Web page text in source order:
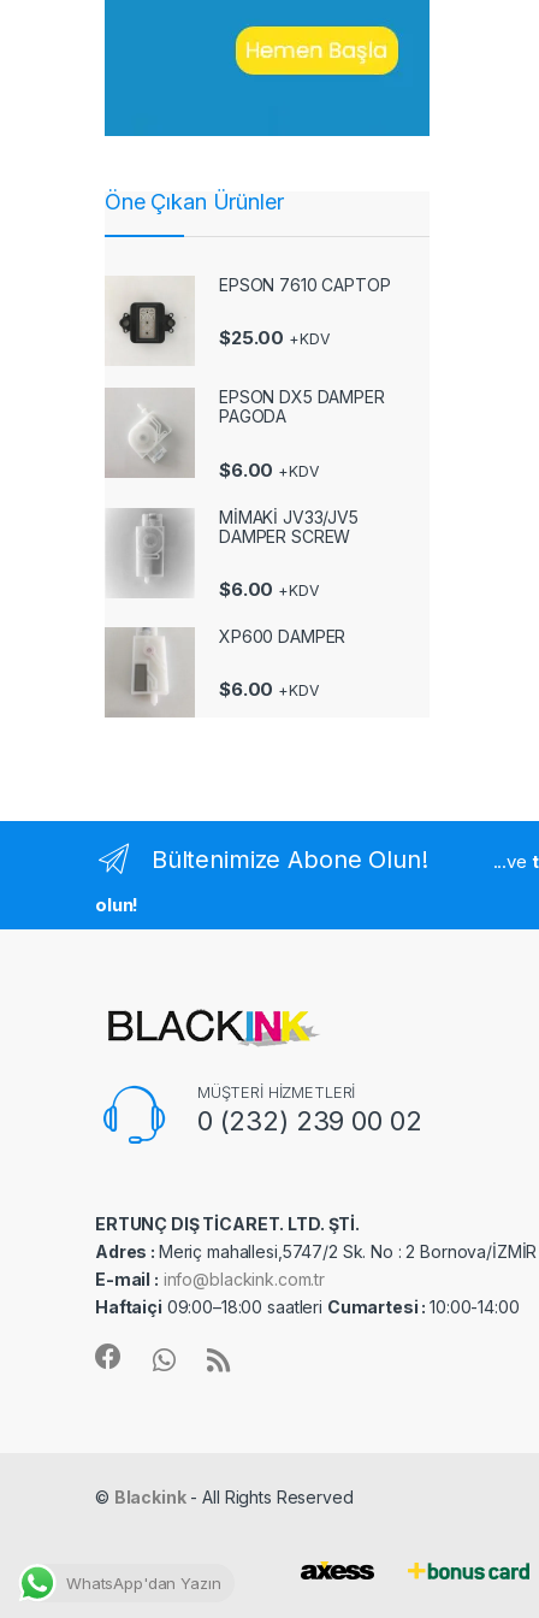
Öne Çıkan Ürünler
EPSON 7610 CAPTOP
$25.00 +KDV
EPSON DX5 DAMPER
PAGODA
$6.00 +KDV
MİMAKİ JV33/JV5
DAMPER SCREW
$6.00 +KDV
XP600 DAMPER
$6.00 +KDV
Bültenimize Abone Olun! ...ve
olun!
MÜŞTERİ HİZMETLERİ
0 (232) 239 00 02
ERTUNÇ DIŞ TİCARET. LTD. ŞTİ.
Adres : Meriç mahallesi,5747/2 Sk. No : 2 Bornova/İZMİR
E-mail : info@blackink.com.tr
Haftaiçi 09:00–18:00 saatleri Cumartesi :10:00-14:00
© Blackink- All Rights Reserved
WhatsApp'dan Yazın